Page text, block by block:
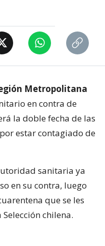
Metropolitana
en contra de
la doble fecha de las
estar contagiado de
sanitaria ya
en su contra, luego
que se les
chilena.